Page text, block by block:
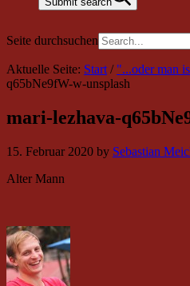
Seite durchsuchen
Aktuelle Seite: Start / "...oder man
q65bNe9fW-w-unsplash
mari-lezhava-
15. Februar 2020 by Sebastian
Alter Mann